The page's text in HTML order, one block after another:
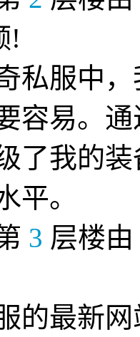
!
私服中
容易。
了我的
平。
3 层楼由
的最新